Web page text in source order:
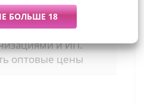
купили
135 штук
и ИП.
оптовые цены